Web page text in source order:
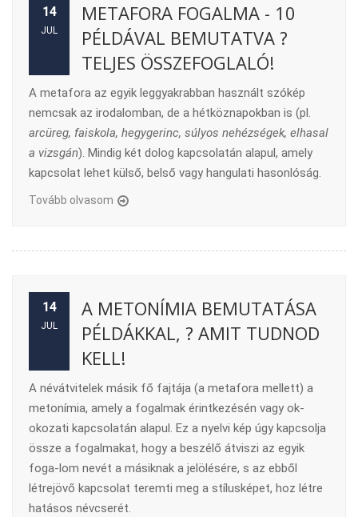
14
JUL
METAFORA FOGALMA - 10
PÉLDÁVAL BEMUTATVA ?
TELJES ÖSSZEFOGLALÓ!
A metafora az egyik leggyakrabban használt szókép
nemcsak az irodalomban, de a hétköznapokban is (pl.
arcüreg, faiskola, hegygerinc, súlyos nehézségek, elhasal
a vizsgán). Mindig két dolog kapcsolatán alapul, amely
kapcsolat lehet külső, belső vagy hangulati hasonlóság.
Tovább olvasom
14
JUL
A METONÍMIA BEMUTATÁSA
PÉLDÁKKAL, ? AMIT TUDNOD
KELL!
A névátvitelek másik fő fajtája (a metafora mellett) a
metonímia, amely a fogalmak érintkezésén vagy ok-
okozati kapcsolatán alapul. Ez a nyelvi kép úgy kapcsolja
össze a fogalmakat, hogy a beszélő átviszi az egyik
foga-lom nevét a másiknak a jelölésére, s az ebből
létrejövő kapcsolat teremti meg a stílusképet, hoz létre
hatásos névcserét.